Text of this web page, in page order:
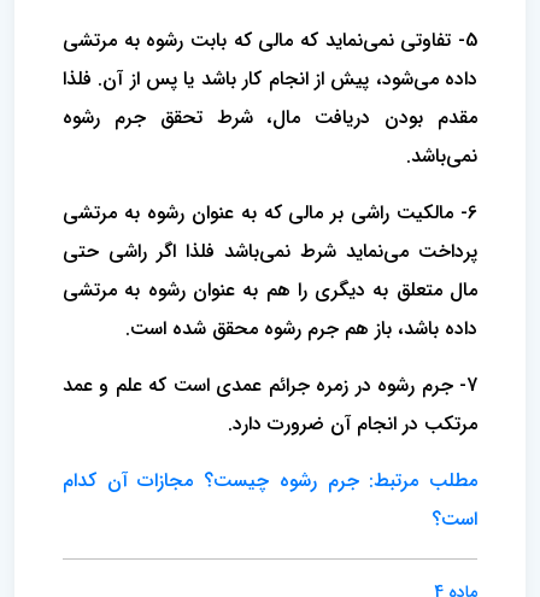
5- تفاوتی نمی‌نماید که مالی که بابت رشوه به مرتشی
داده می‌شود، پیش از انجام کار باشد یا پس از آن. فلذا
مقدم بودن دریافت مال، شرط تحقق جرم رشوه
نمی‌باشد.
6- مالکیت راشی بر مالی که به عنوان رشوه به مرتشی
پرداخت می‌نماید شرط نمی‌باشد فلذا اگر راشی حتی
مال متعلق به دیگری را هم به عنوان رشوه به مرتشی
داده باشد، باز هم جرم رشوه محقق شده است.
7- جرم رشوه در زمره جرائم عمدی است که علم و عمد
مرتکب در انجام آن ضرورت دارد.
مطلب مرتبط: جرم رشوه چیست؟ مجازات آن کدام
است؟
ماده 4